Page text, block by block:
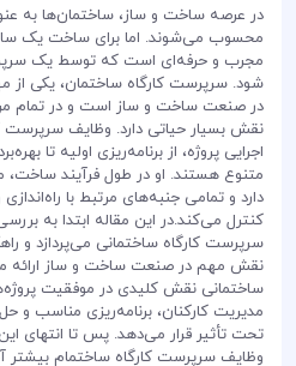
در عرصه ساخت و ساز، ساختمان‌ها به
محسوب می‌شوند. اما برای ساخت یک سازه
مجرب و حرفه‌ای است که توسط یک
شود. سرپرست کارگاه ساختمان، یکی از
در صنعت ساخت و ساز است و در تمام
نقش بسیار حیاتی دارد. وظایف سرپرست
اجرایی پروژه، از برنامه‌ریزی اولیه تا
متنوع هستند. او در طول فرآیند ساخت،
دارد و تمامی جنبه‌های مرتبط با
کنترل می‌کند.در این مقاله ابتدا به
سرپرست کارگاه ساختمانی می‌پردازد و
نقش مهم در صنعت ساخت و ساز ارائه
ساختمانی نقش کلیدی در موفقیت
مدیریت کارکنان، برنامه‌ریزی مناسب و
تحت تأثیر قرار می‌دهد. پس تا انتهای این
وظایف سرپرست کارگاه ساختمام بیشتر